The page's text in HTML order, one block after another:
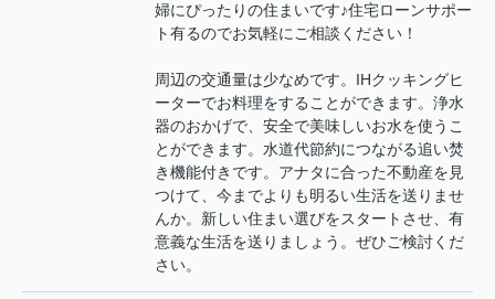
婦にぴったりの住まいです♪住宅ローンサポー
ト有るのでお気軽にご相談ください！
周辺の交通量は少なめです。IHクッキングヒ
ーターでお料理をすることができます。浄水
器のおかげで、安全で美味しいお水を使うこ
とができます。水道代節約につながる追い焚
き機能付きです。アナタに合った不動産を見
つけて、今までよりも明るい生活を送りませ
んか。新しい住まい選びをスタートさせ、有
意義な生活を送りましょう。ぜひご検討くだ
さい。